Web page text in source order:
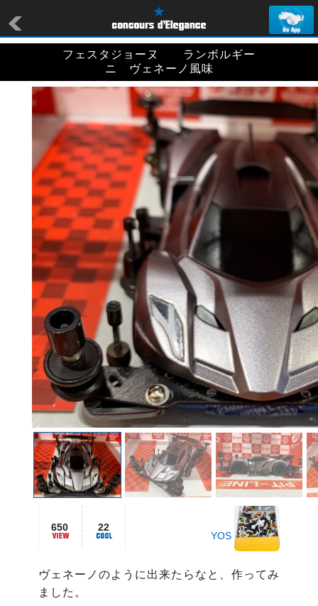
フェスタジョーヌ ランボルギー
ニ ヴェネーノ風味
650 22
YOS
ヴェネーノのように出来たらなと、作ってみ
ました。